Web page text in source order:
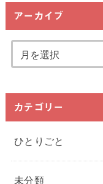
アーカイブ
カテゴリー
ひとりごと
未分類